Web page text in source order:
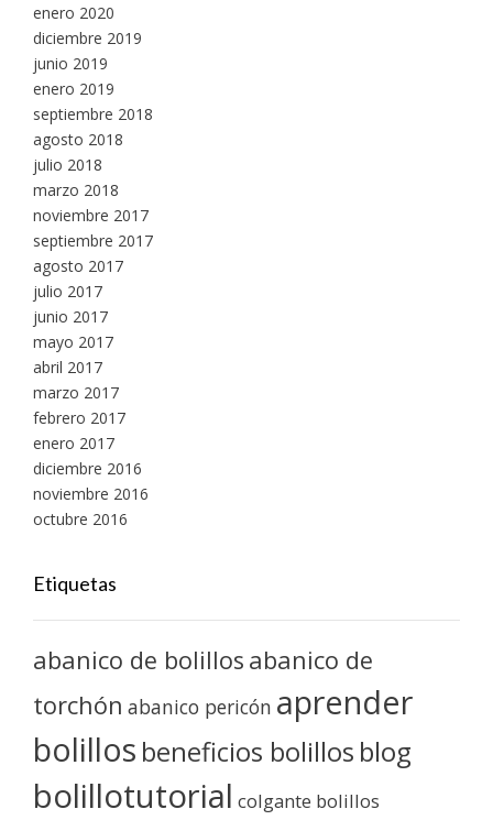
enero 2020
diciembre 2019
junio 2019
enero 2019
septiembre 2018
agosto 2018
julio 2018
marzo 2018
noviembre 2017
septiembre 2017
agosto 2017
julio 2017
junio 2017
mayo 2017
abril 2017
marzo 2017
febrero 2017
enero 2017
diciembre 2016
noviembre 2016
octubre 2016
Etiquetas
abanico de bolillos abanico de
torchón abanico pericón aprender
bolillos beneficios bolillos blog
bolillotutorial colgante bolillos